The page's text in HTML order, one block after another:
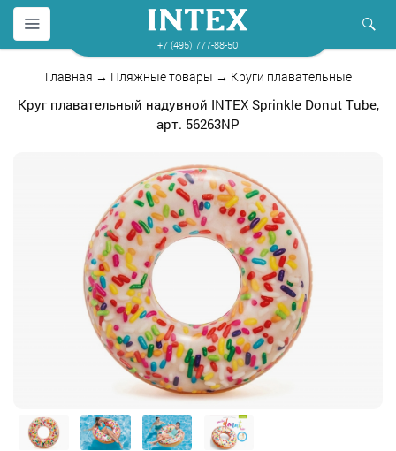
+7 (495) 777-88-50
Главная → Пляжные товары → Круги плавательные
Круг плавательный надувной INTEX Sprinkle Donut Tube,
арт. 56263NP